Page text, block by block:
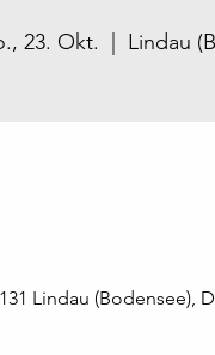
23. Okt. Lindau
Lindau (Bodensee),